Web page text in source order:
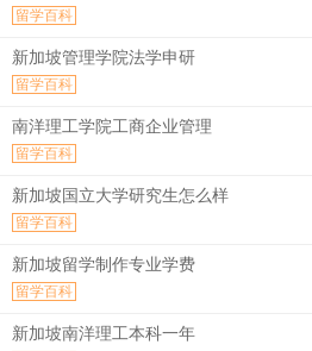
留学百科
新加坡管理学院法学申研
留学百科
南洋理工学院工商企业管理
留学百科
新加坡国立大学研究生怎么样
留学百科
新加坡留学制作专业学费
留学百科
新加坡南洋理工本科一年